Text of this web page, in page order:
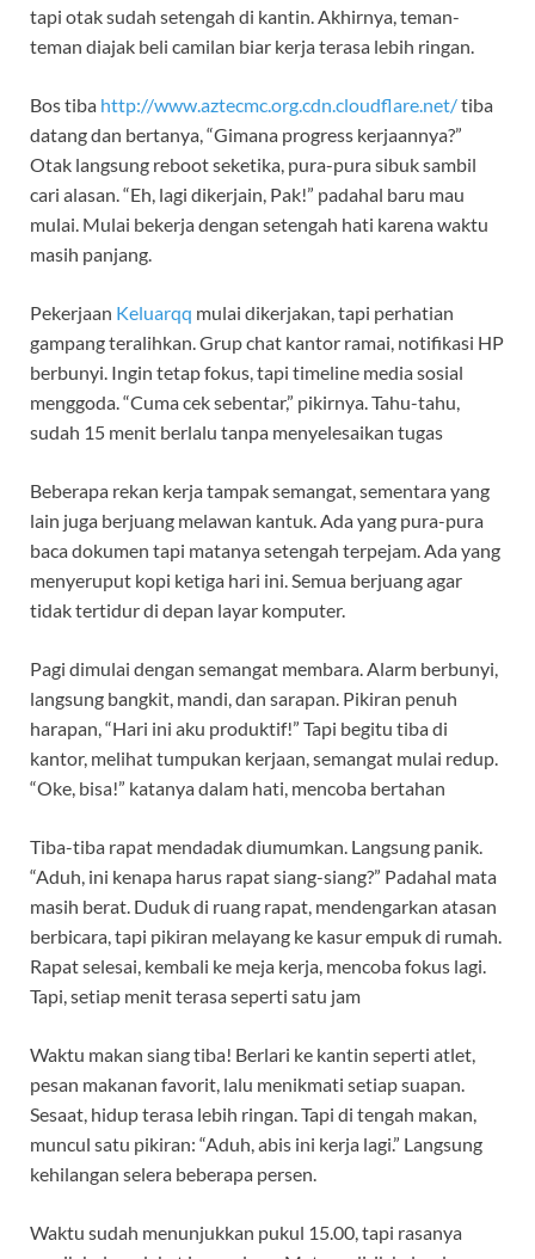
tapi otak sudah setengah di kantin. Akhirnya, teman-
teman diajak beli camilan biar kerja terasa lebih ringan.
Bos tiba http://www.aztecmc.org.cdn.cloudflare.net/tiba
datang dan bertanya, “Gimana progress kerjaannya?”
Otak langsung reboot seketika, pura-pura sibuk sambil
cari alasan. “Eh, lagi dikerjain, Pak!” padahal baru mau
mulai. Mulai bekerja dengan setengah hati karena waktu
masih panjang.
Pekerjaan Keluarqq mulai dikerjakan, tapi perhatian
gampang teralihkan. Grup chat kantor ramai, notifikasi HP
berbunyi. Ingin tetap fokus, tapi timeline media sosial
menggoda. “Cuma cek sebentar,” pikirnya. Tahu-tahu,
sudah 15 menit berlalu tanpa menyelesaikan tugas
Beberapa rekan kerja tampak semangat, sementara yang
lain juga berjuang melawan kantuk. Ada yang pura-pura
baca dokumen tapi matanya setengah terpejam. Ada yang
menyeruput kopi ketiga hari ini. Semua berjuang agar
tidak tertidur di depan layar komputer.
Pagi dimulai dengan semangat membara. Alarm berbunyi,
langsung bangkit, mandi, dan sarapan. Pikiran penuh
harapan, “Hari ini aku produktif!” Tapi begitu tiba di
kantor, melihat tumpukan kerjaan, semangat mulai redup.
“Oke, bisa!” katanya dalam hati, mencoba bertahan
Tiba-tiba rapat mendadak diumumkan. Langsung panik.
“Aduh, ini kenapa harus rapat siang-siang?” Padahal mata
masih berat. Duduk di ruang rapat, mendengarkan atasan
berbicara, tapi pikiran melayang ke kasur empuk di rumah.
Rapat selesai, kembali ke meja kerja, mencoba fokus lagi.
Tapi, setiap menit terasa seperti satu jam
Waktu makan siang tiba! Berlari ke kantin seperti atlet,
pesan makanan favorit, lalu menikmati setiap suapan.
Sesaat, hidup terasa lebih ringan. Tapi di tengah makan,
muncul satu pikiran: “Aduh, abis ini kerja lagi.” Langsung
kehilangan selera beberapa persen.
Waktu sudah menunjukkan pukul 15.00, tapi rasanya